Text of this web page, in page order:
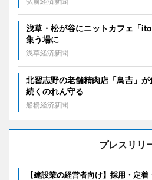
浅草・松が谷にニットカフェ「
集う場に
浅草経済新聞
北習志野の老舗精肉店「鳥吉」
続くのれん守る
船橋経済新聞
プレスリリ
【建設業の経営者向け】採用・定